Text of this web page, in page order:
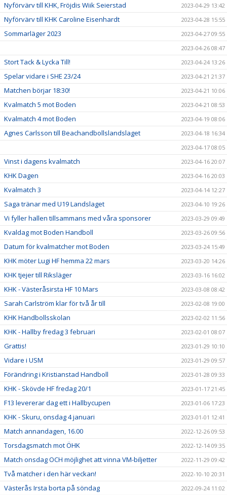
Nyförvärv till KHK, Fröjdis Wiik Seierstad 2023-04-29 13:42
Nyförvärv till KHK Caroline Eisenhardt 2023-04-28 15:55
Sommarläger 2023
2023-04-27 09:55
2023-04-26 08:47
Stort Tack & Lycka Till! 2023-04-24 13:26
Spelar vidare i SHE 23/24 2023-04-21 21:37
Matchen börjar 18:30! 2023-04-21 10:06
Kvalmatch 5 mot Boden 2023-04-21 08:53
Kvalmatch 4 mot Boden 2023-04-19 08:06
Agnes Carlsson till Beachandbollslandslaget
2023-04-18 16:34
2023-04-17 08:05
Vinst i dagens kvalmatch 2023-04-16 20:07
KHK Dagen 2023-04-16 20:03
Kvalmatch 3 2023-04-14 12:27
Saga tränar med U19 Landslaget 2023-04-10 19:26
Vi fyller hallen tillsammans med våra sponsorer 2023-03-29 09:49
Kvaldag mot Boden Handboll 2023-03-26 09:56
Datum för kvalmatcher mot Boden 2023-03-24 15:49
KHK möter Lugi HF hemma 22 mars 2023-03-20 14:26
KHK tjejer till Riksläger 2023-03-16 16:02
KHK - Västeråsirsta HF 10 Mars 2023-03-08 08:42
Sarah Carlström klar för två år till 2023-02-08 19:00
KHK Handbollsskolan 2023-02-02 11:56
KHK - Hallby fredag 3 februari 2023-02-01 08:07
Grattis! 2023-01-29 10:10
Vidare i USM 2023-01-29 09:57
Förändring i Kristianstad Handboll 2023-01-28 09:33
KHK - Skövde HF fredag 20/1 2023-01-17 21:45
F13 levererar dag ett i Hallbycupen 2023-01-06 17:23
KHK - Skuru, onsdag 4 januari 2023-01-01 12:41
Match annandagen, 16.00 2022-12-26 09:53
Torsdagsmatch mot ÖHK 2022-12-14 09:35
Match onsdag OCH möjlighet att vinna VM-biljetter 2022-11-29 09:42
Två matcher i den här veckan! 2022-10-10 20:31
Västerås Irsta borta på söndag 2022-09-24 11:02